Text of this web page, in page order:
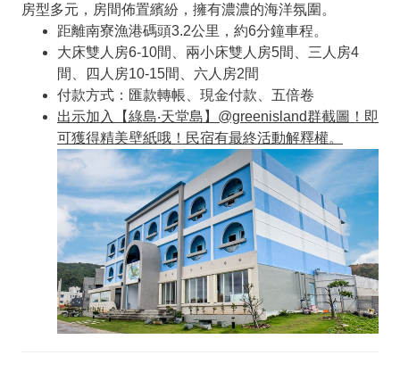
房型多元，房間佈置繽紛，擁有濃濃的海洋氛圍。
距離南寮漁港碼頭3.2公里，約6分鐘車程。
大床雙人房6-10間、兩小床雙人房5間、三人房4
間、四人房10-15間、六人房2間
付款方式：匯款轉帳、現金付款、五倍卷
出示加入【綠島‧天堂島】@greenisland群截圖！即
可獲得精美壁紙哦！民宿有最終活動解釋權。